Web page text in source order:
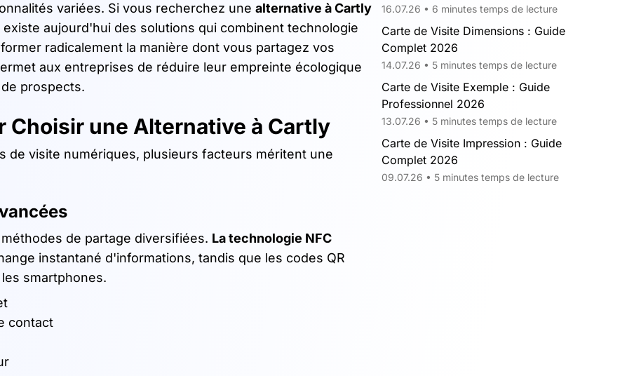
variées. Si vous recherchez une alternative à Cartly
aujourd'hui des solutions qui combinent technologie
radicalement la manière dont vous partagez vos
aux entreprises de réduire leur empreinte écologique
prospects.
Choisir une Alternative à Cartly
de visite numériques, plusieurs facteurs méritent une
de partage diversifiées. La technologie NFC
instantané d'informations, tandis que les codes QR
smartphones.
contact
16.07.26 • 6 minutes temps de lecture
Carte de Visite Dimensions : Guide
Complet 2026
14.07.26 • 5 minutes temps de lecture
Carte de Visite Exemple : Guide
Professionnel 2026
13.07.26 • 5 minutes temps de lecture
Carte de Visite Impression : Guide
Complet 2026
09.07.26 • 5 minutes temps de lecture